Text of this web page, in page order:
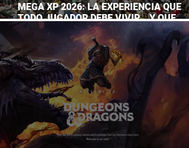
MEGA XP 2026: LA EXPERIENCIA QUE
TODO JUGADOR DEBE VIVIR… Y QUE
AHORA PUEDES DISFRUTAR A TU RITMO